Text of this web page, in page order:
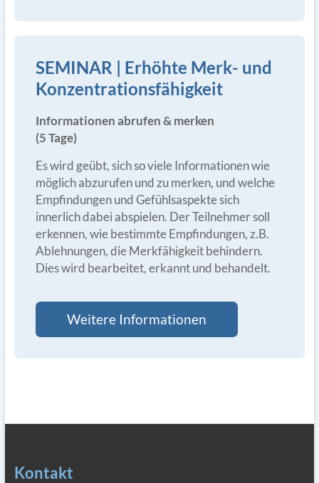
SEMINAR | Erhöhte Merk- und
Konzentrationsfähigkeit
Informationen abrufen & merken
(5 Tage)
Es wird geübt, sich so viele Informationen wie
möglich abzurufen und zu merken, und welche
Empfindungen und Gefühlsaspekte sich
innerlich dabei abspielen. Der Teilnehmer soll
erkennen, wie bestimmte Empfindungen, z.B.
Ablehnungen, die Merkfähigkeit behindern.
Dies wird bearbeitet, erkannt und behandelt.
Weitere Informationen
Kontakt